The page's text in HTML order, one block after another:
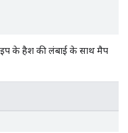
के हैश की लंबाई के साथ मैप